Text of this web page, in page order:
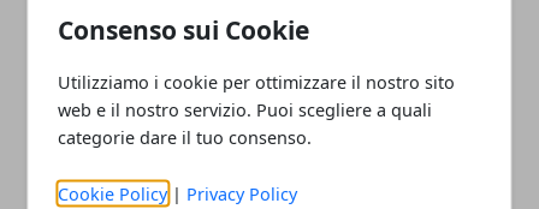
Consenso sui Cookie
Utilizziamo i cookie per ottimizzare il nostro sito
web e il nostro servizio. Puoi scegliere a quali
categorie dare il tuo consenso.
Cookie Policy | Privacy Policy